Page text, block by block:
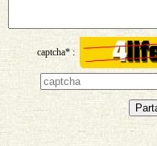
captcha* :